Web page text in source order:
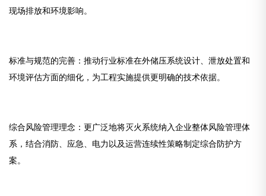
现场排放和环境影响。
标准与规范的完善：推动行业标准在外储压系统设计、泄放处置和
环境评估方面的细化，为工程实施提供更明确的技术依据。
综合风险管理理念：更广泛地将灭火系统纳入企业整体风险管理体
系，结合消防、应急、电力以及运营连续性策略制定综合防护方
案。